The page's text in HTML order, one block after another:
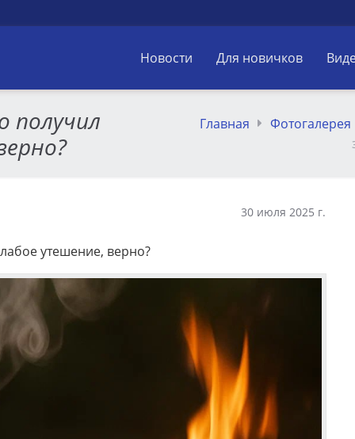
Новости Для новичков
получил
Главная
Фотогалерея
30 июля 2025 г.
утешение, верно?